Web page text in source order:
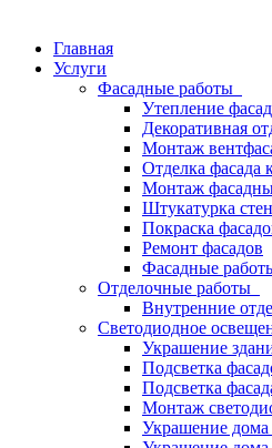
Главная
Услуги
Фасадные работы
Утепление
Декоративная
Монтаж
Отделка фасада
Монтаж
Штукатурка стен
Покраска
Ремонт фасадов
Фасадные
Отделочные работы
Внутренние
Светодиодное
Украшение
Подсветка
Подсветка
Монтаж
Украшение дома